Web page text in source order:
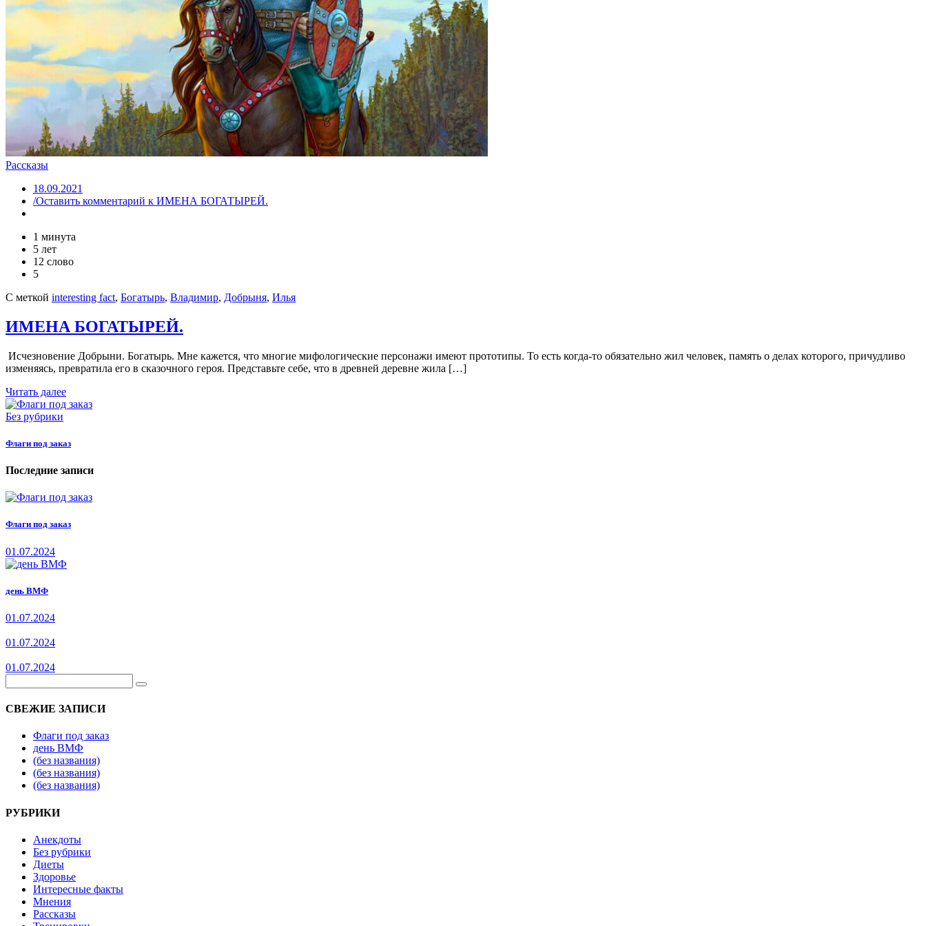
Рассказы
18.09.2021
/Оставить комментарий к ИМЕНА БОГАТЫРЕЙ.
1 минута
5 лет
12 слово
5
С меткой interesting fact, Богатырь, Владимир, Добрыня, Илья
ИМЕНА БОГАТЫРЕЙ.
Исчезновение Добрыни. Богатырь. Мне кажется, что многие мифологические персонажи имеют прототипы. То есть когда-то обязательно жил человек, память о делах которого, причудливо
изменяясь, превратила его в сказочного героя. Представьте себе, что в древней деревне жила […]
Читать далее
Без рубрики
Флаги под заказ
Последние записи
Флаги под заказ
01.07.2024
день ВМФ
01.07.2024
01.07.2024
01.07.2024
СВЕЖИЕ ЗАПИСИ
Флаги под заказ
день ВМФ
(без названия)
(без названия)
(без названия)
РУБРИКИ
Анекдоты
Без рубрики
Диеты
Здоровье
Интересные факты
Мнения
Рассказы